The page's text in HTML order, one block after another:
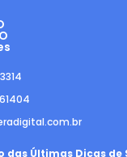
das Últimas Dicas de